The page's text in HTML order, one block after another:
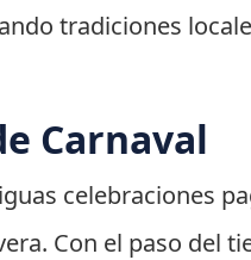
tradiciones
Carnaval
celebraciones
Con el paso del